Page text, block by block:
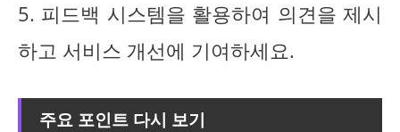
5. 피드백 시스템을 활용하여 의견을 제시
하고 서비스 개선에 기여하세요.
주요 포인트 다시 보기